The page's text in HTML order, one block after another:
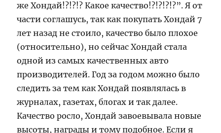
же Хондай!?!?!? Какое качество!?!?!?!?”. Я от
части соглашусь, так как покупать Хондай 7
лет назад не стоило, качество было плохое
(относительно), но сейчас Хондай стала
одной из самых качественных авто
производителей. Год за годом можно было
следить за тем как Хондай появлялась в
журналах, газетах, блогах и так далее.
Качество росло, Хондай завоевывала новые
высоты, награды и тому подобное. Если я